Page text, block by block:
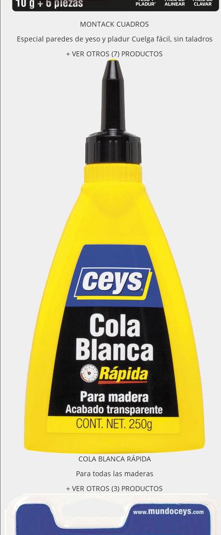
MONTACK CUADROS
Especial paredes de yeso y pladur Cuelga fácil, sin taladros
+ VER OTROS (7) PRODUCTOS
COLA BLANCA RÁPIDA
Para todas las maderas
+ VER OTROS (3) PRODUCTOS